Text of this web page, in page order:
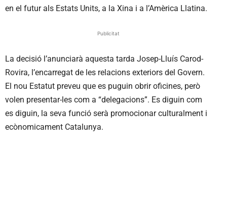
en el futur als Estats Units, a la Xina i a l’Amèrica Llatina.
Publicitat
La decisió l’anunciarà aquesta tarda Josep-Lluís Carod-
Rovira, l’encarregat de les relacions exteriors del Govern.
El nou Estatut preveu que es puguin obrir oficines, però
volen presentar-les com a “delegacions”. Es diguin com
es diguin, la seva funció serà promocionar culturalment i
ecònomicament Catalunya.